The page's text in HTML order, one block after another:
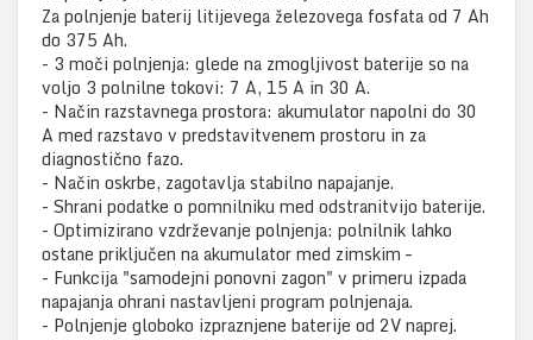
Za polnjenje baterij litijevega železovega fosfata od 7 Ah
do 375 Ah.
- 3 moči polnjenja: glede na zmogljivost baterije so na
voljo 3 polnilne tokovi: 7 A, 15 A in 30 A.
- Način razstavnega prostora: akumulator napolni do 30
A med razstavo v predstavitvenem prostoru in za
diagnostično fazo.
- Način oskrbe, zagotavlja stabilno napajanje.
- Shrani podatke o pomnilniku med odstranitvijo baterije.
- Optimizirano vzdrževanje polnjenja: polnilnik lahko
ostane priključen na akumulator med zimskim –
- Funkcija "samodejni ponovni zagon" v primeru izpada
napajanja ohrani nastavljeni program polnjenaja.
- Polnjenje globoko izpraznjene baterije od 2V naprej.